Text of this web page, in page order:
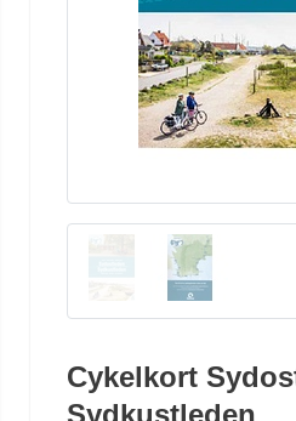
Cykelkort
Sydkustleden